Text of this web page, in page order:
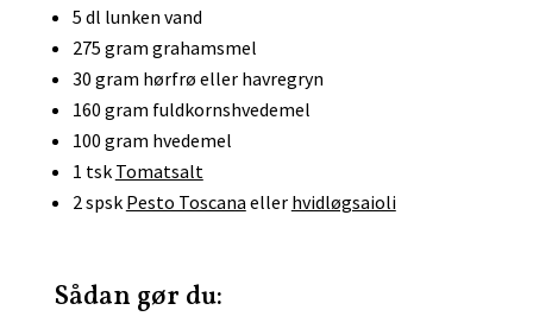
5 dl lunken vand
275 gram grahamsmel
30 gram hørfrø eller havregryn
160 gram fuldkornshvedemel
100 gram hvedemel
1 tsk Tomatsalt
2 spsk Pesto Toscana eller hvidløgsaioli
Sådan gør du: